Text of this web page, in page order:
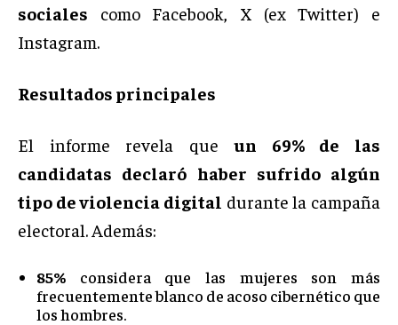
sociales como Facebook, X (ex Twitter) e
Instagram.
Resultados principales
El informe revela queun 69% de las
candidatas declaró haber sufrido algún
tipo de violencia digital durante la campaña
electoral. Además:
85% considera que las mujeres son más
frecuentemente blanco de acoso cibernético que
los hombres.